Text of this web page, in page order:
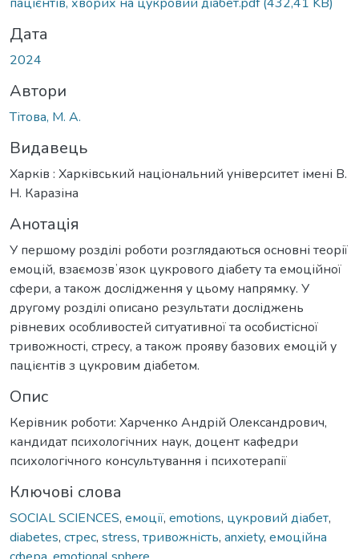
Дата
2024
Автори
Тітова, М. А.
Видавець
Харків : Харківський національний університет імені В.
Н. Каразіна
Анотація
У першому розділі роботи розглядаються основні теорії
емоцій, взаємозвʼязок цукрового діабету та емоційної
сфери, а також дослідження у цьому напрямку. У
другому розділі описано результати досліджень
рівневих особливостей ситуативної та особистісної
тривожності, стресу, а також прояву базових емоцій у
пацієнтів з цукровим діабетом.
Опис
Керівник роботи: Харченко Андрій Олександрович,
кандидат психологічних наук, доцент кафедри
психологічного консультування і психотерапії
Ключові слова
SOCIAL SCIENCES, емоції, emotions, цукровий діабет,
diabetes, стрес, stress, тривожність, anxiety, емоційна